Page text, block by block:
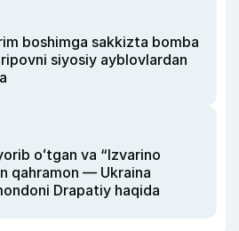
boshimga sakkizta bomba
siyosiy ayblovlardan
oʻtgan va “Izvarino
qahramon — Ukraina
Drapatiy haqida